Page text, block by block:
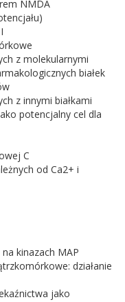
NMDA
z molekularnymi
białek
z innymi białkami
potencjalny cel dla
C
od Ca2+ i
kinazach MAP
działanie
jako